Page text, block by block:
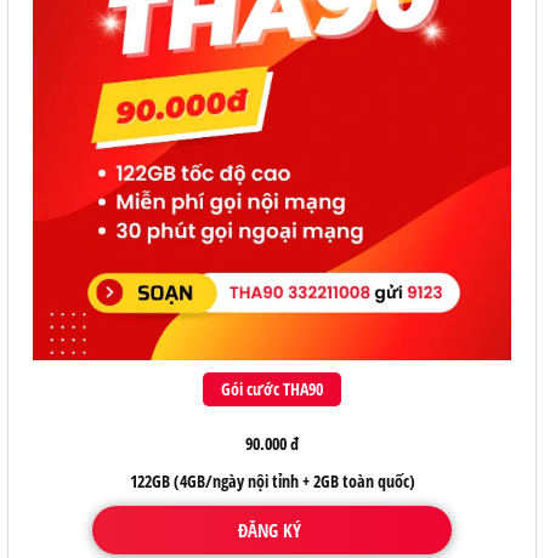
Gói cước THA90
90.000 đ
122GB (4GB/ngày nội tỉnh + 2GB toàn quốc)
ĐĂNG KÝ